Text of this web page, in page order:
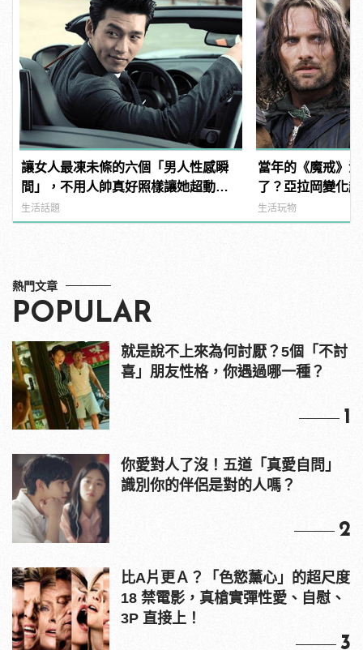
讓女人最凍未條的六個「男人性感瞬
間」，不用人帥真好照樣讓她超動
心！
生活話題
當年的《魔戒》
了？亞拉岡變化
夫、精靈王全都
生活玩物
熱門文章
POPULAR
就是說不上來為何討厭？5個「不討
喜」朋友性格，你遇過哪一種？
1
你愛對人了沒！五道「真愛自問」
識別你的伴侶是對的人嗎？
2
比A片更Ａ？「色慾薰心」的超尺度
18 禁電影，真槍實彈性愛、自慰、
3P 直接上！
3